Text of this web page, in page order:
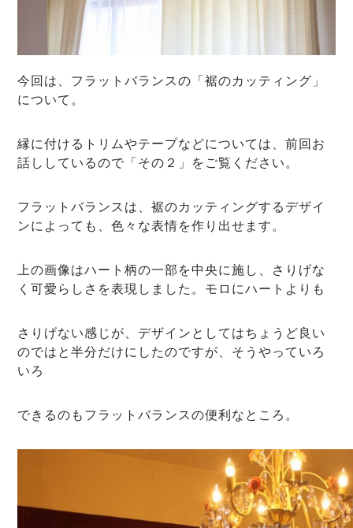
今回は、フラットバランスの「裾のカッティング」
について。
縁に付けるトリムやテープなどについては、前回お
話ししているので 「その２」 をご覧ください。
フラットバランスは、裾のカッティングするデザイ
ンによっても、色々な表情を作り出せます。
上の画像はハート柄の一部を中央に施し、さりげな
く可愛らしさを表現しました。モロにハートよりも
さりげない感じが、デザインとしてはちょうど良い
のではと半分だけにしたのですが、そうやっていろ
いろ
できるのもフラットバランスの便利なところ。